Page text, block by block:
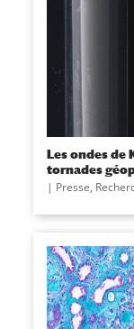
Les ondes de
tornades
| Presse,